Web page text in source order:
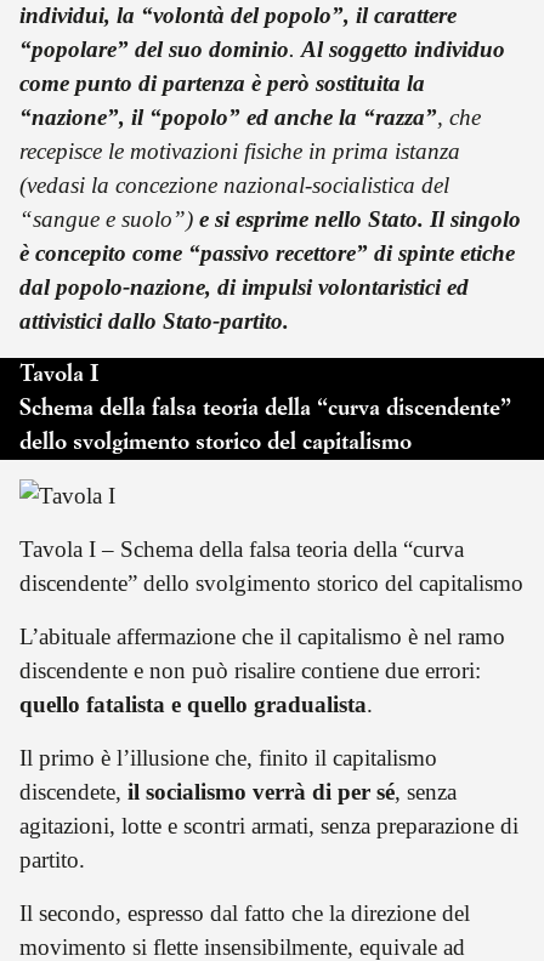
individui, la “volontà del popolo”, il carattere
“popolare” del suo dominio. Al soggetto individuo
come punto di partenza è però sostituita la
“nazione”, il “popolo” ed anche la “razza”, che
recepisce le motivazioni fisiche in prima istanza
(vedasi la concezione nazional-socialistica del
“sangue e suolo”) e si esprime nello Stato. Il singolo
è concepito come “passivo recettore” di spinte etiche
dal popolo-nazione, di impulsi volontaristici ed
attivistici dallo Stato-partito.
Tavola I
Schema della falsa teoria della “curva discendente”
dello svolgimento storico del capitalismo
Tavola I – Schema della falsa teoria della “curva
discendente” dello svolgimento storico del capitalismo
L’abituale affermazione che il capitalismo è nel ramo
discendente e non può risalire contiene due errori:
quello fatalista e quello gradualista.
Il primo è l’illusione che, finito il capitalismo
discendete, il socialismo verrà di per sé, senza
agitazioni, lotte e scontri armati, senza preparazione di
partito.
Il secondo, espresso dal fatto che la direzione del
movimento si flette insensibilmente, equivale ad